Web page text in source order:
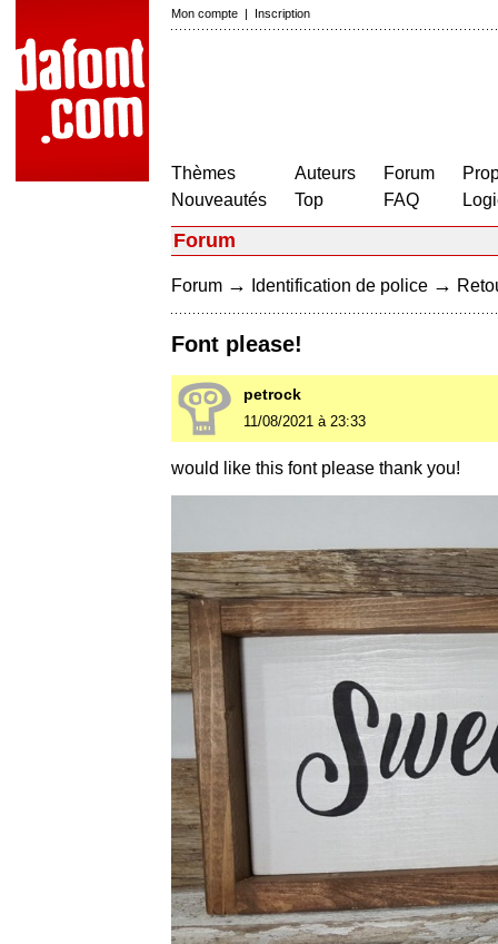
Mon compte | Inscription
Thèmes
Nouveautés
Auteurs
Top
Forum
FAQ
Forum
Forum → Identification de police →
Font please!
petrock
11/08/2021 à 23:33
would like this font please thank you!